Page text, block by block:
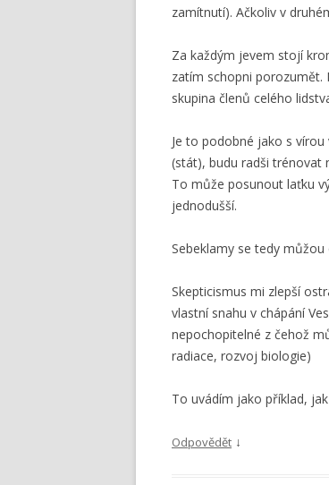
zamítnutí). Ačkoliv v
Za každým jevem stojí
zatím schopni
skupina členů celého
Je to podobné jako s
(stát), budu radši trénovat
To může posunout laťku
jednodušší.
Sebeklamy se tedy
Skepticismus mi zlepší
vlastní snahu v chápání
nepochopitelné z čehož
radiace, rozvoj biologie)
To uvádím jako příklad,
Odpovědět ↓